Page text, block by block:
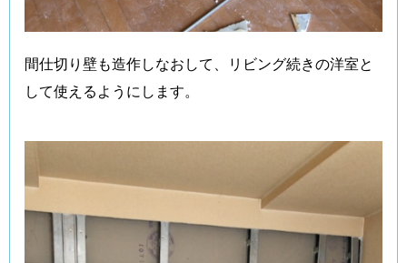
間仕切り壁も造作しなおして、リビング続きの洋室と
して使えるようにします。